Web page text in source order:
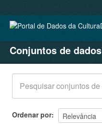
CONJUNTOS DE DADOS
ORGANIZAÇÕES
GRUPOS
SOBRE
Conjuntos de dados
Ordenar por